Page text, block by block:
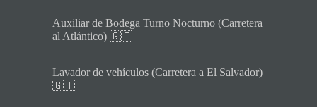
Auxiliar de Bodega Turno Nocturno (Carretera
al Atlántico) 🇬🇹
Lavador de vehículos (Carretera a El Salvador)
🇬🇹